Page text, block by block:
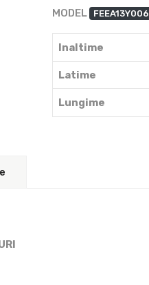
MODEL FEEA13Y006
Inaltime
Latime
Lungime